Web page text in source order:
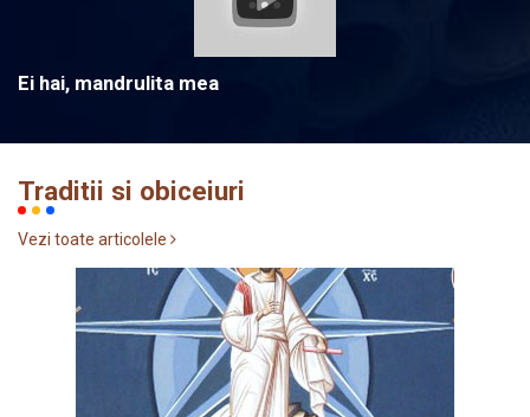
Ei hai, mandrulita mea
Traditii si obiceiuri
Vezi toate articolele